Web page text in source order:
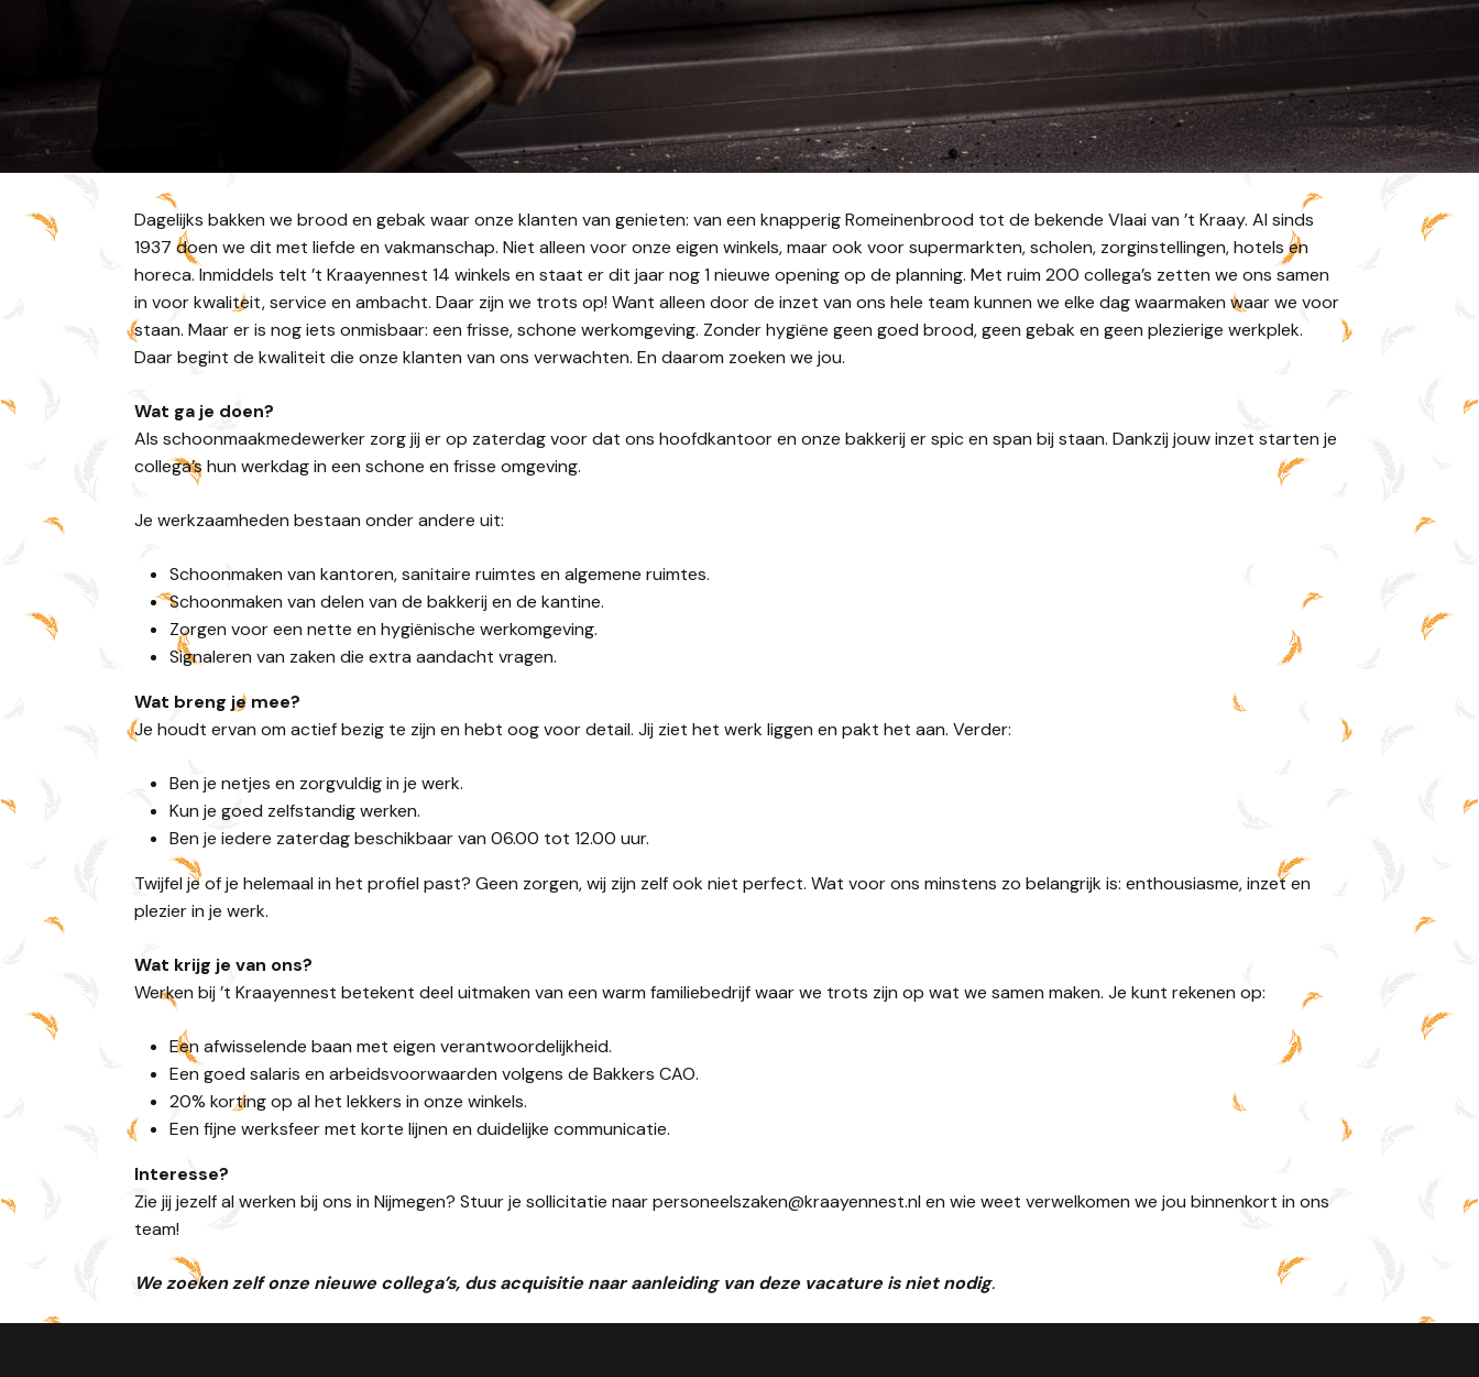
Dagelijks bakken we brood en gebak waar onze klanten van genieten: van een knapperig Romeinenbrood tot de bekende Vlaai van ’t Kraay. Al sinds
1937 doen we dit met liefde en vakmanschap. Niet alleen voor onze eigen winkels, maar ook voor supermarkten, scholen, zorginstellingen, hotels en
horeca. Inmiddels telt ’t Kraayennest 14 winkels en staat er dit jaar nog 1 nieuwe opening op de planning. Met ruim 200 collega’s zetten we ons samen
in voor kwaliteit, service en ambacht. Daar zijn we trots op! Want alleen door de inzet van ons hele team kunnen we elke dag waarmaken waar we voor
staan. Maar er is nog iets onmisbaar: een frisse, schone werkomgeving. Zonder hygiëne geen goed brood, geen gebak en geen plezierige werkplek.
Daar begint de kwaliteit die onze klanten van ons verwachten. En daarom zoeken we jou.
Wat ga je doen?
Als schoonmaakmedewerker zorg jij er op zaterdag voor dat ons hoofdkantoor en onze bakkerij er spic en span bij staan. Dankzij jouw inzet starten je
collega’s hun werkdag in een schone en frisse omgeving.
Je werkzaamheden bestaan onder andere uit:
Schoonmaken van kantoren, sanitaire ruimtes en algemene ruimtes.
Schoonmaken van delen van de bakkerij en de kantine.
Zorgen voor een nette en hygiënische werkomgeving.
Signaleren van zaken die extra aandacht vragen.
Wat breng je mee?
Je houdt ervan om actief bezig te zijn en hebt oog voor detail. Jij ziet het werk liggen en pakt het aan. Verder:
Ben je netjes en zorgvuldig in je werk.
Kun je goed zelfstandig werken.
Ben je iedere zaterdag beschikbaar van 06.00 tot 12.00 uur.
Twijfel je of je helemaal in het profiel past? Geen zorgen, wij zijn zelf ook niet perfect. Wat voor ons minstens zo belangrijk is: enthousiasme, inzet en
plezier in je werk.
Wat krijg je van ons?
Werken bij ’t Kraayennest betekent deel uitmaken van een warm familiebedrijf waar we trots zijn op wat we samen maken. Je kunt rekenen op:
Een afwisselende baan met eigen verantwoordelijkheid.
Een goed salaris en arbeidsvoorwaarden volgens de Bakkers CAO.
20% korting op al het lekkers in onze winkels.
Een fijne werksfeer met korte lijnen en duidelijke communicatie.
Interesse?
Zie jij jezelf al werken bij ons in Nijmegen? Stuur je sollicitatie naar personeelszaken@kraayennest.nl en wie weet verwelkomen we jou binnenkort in ons
team!
We zoeken zelf onze nieuwe collega’s, dus acquisitie naar aanleiding van deze vacature is niet nodig.